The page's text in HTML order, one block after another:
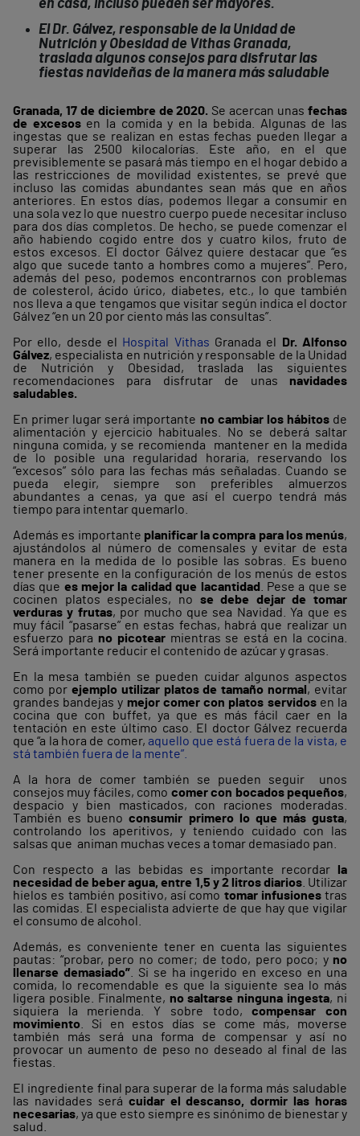
en casa, incluso pueden ser mayores.
El Dr. Gálvez, responsable de la Unidad de
Nutrición y Obesidad de Vithas Granada,
traslada algunos consejos para disfrutar las
fiestas navideñas de la manera más saludable
Granada, 17 de diciembre de 2020. Se acercan unasfechas
de excesosen la comida y en la bebida. Algunas de las
ingestas que se realizan en estas fechas pueden llegar a
superar las 2500 kilocalorías. Este año, en el que
previsiblemente se pasará más tiempo en el hogar debido a
las restricciones de movilidad existentes, se prevé que
incluso las comidas abundantes sean más que en años
anteriores. En estos días, podemos llegar a consumir en
una sola vez lo que nuestro cuerpo puede necesitar incluso
para dos días completos. De hecho, se puede comenzar el
año habiendo cogido entre dos y cuatro kilos, fruto de
estos excesos. El doctor Gálvez quiere destacar que “es
algo que sucede tanto a hombres como a mujeres”. Pero,
además del peso, podemos encontrarnos con problemas
de colesterol, ácido úrico, diabetes, etc., lo que también
nos lleva a que tengamos que visitar según indica el doctor
Gálvez “en un 20 por ciento más las consultas”.
Por ello, desde el
Hospital Vithas Granada el
Dr. Alfonso
Gálvez, especialista en nutrición y responsable de la Unidad
de Nutrición y Obesidad, traslada las siguientes
recomendaciones para disfrutar de unas navidades
saludables.
En primer lugar será importante no cambiar los hábitosde
alimentación y ejercicio habituales. No se deberá saltar
ninguna comida, y se recomienda mantener en la medida
de lo posible una regularidad horaria, reservando los
“excesos” sólo para las fechas más señaladas. Cuando se
pueda elegir, siempre son preferibles almuerzos
abundantes a cenas, ya que así el cuerpo tendrá más
tiempo para intentar quemarlo.
Además es importante planificar la compra para los menús,
ajustándolos al número de comensales y evitar de esta
manera en la medida de lo posible las sobras. Es bueno
tener presente en la configuración de los menús de estos
días que es mejor la calidad que lacantidad
. Pese a que se
cocinen platos especiales, no se debe dejar de tomar
verduras y frutas, por mucho que sea Navidad. Ya que es
muy fácil “pasarse” en estas fechas, habrá que realizar un
esfuerzo para no picotearmientras se está en la cocina.
Será importante reducir el contenido de azúcar y grasas.
En la mesa también se pueden cuidar algunos aspectos
como por ejemplo utilizar platos de tamaño normal , evitar
grandes bandejas y mejor comer con platos servidosen la
cocina que con buffet, ya que es más fácil caer en la
tentación en este último caso. El doctor Gálvez recuerda
que “a la hora de comer, aquello que está fuera de la vista, e
stá también fuera de la mente”.
A la hora de comer también se pueden seguir unos
consejos muy fáciles, como comer con bocados pequeños,
despacio y bien masticados, con raciones moderadas.
También es buenoconsumir primero lo que más gusta,
controlando los aperitivos, y teniendo cuidado con las
salsas que animan muchas veces a tomar demasiado pan.
Con respecto a las bebidas es importante recordar
la
necesidad de beber agua, entre 1,5 y 2 litros diarios. Utilizar
hielos es también positivo, así como tomar infusionestras
las comidas. El especialista advierte de que hay que vigilar
el consumo de alcohol.
Además, es conveniente tener en cuenta las siguientes
pautas: “probar, pero no comer; de todo, pero poco; y no
llenarse demasiado”. Si se ha ingerido en exceso en una
comida, lo recomendable es que la siguiente sea lo más
ligera posible. Finalmente, no saltarse ninguna ingesta, ni
siquiera la merienda. Y sobre todo,compensar con
movimiento . Si en estos días se come más, moverse
también más será una forma de compensar y así no
provocar un aumento de peso no deseado al final de las
fiestas.
El ingrediente final para superar de la forma más saludable
las navidades será cuidar el descanso, dormir las horas
necesarias, ya que esto siempre es sinónimo de bienestar y
salud.